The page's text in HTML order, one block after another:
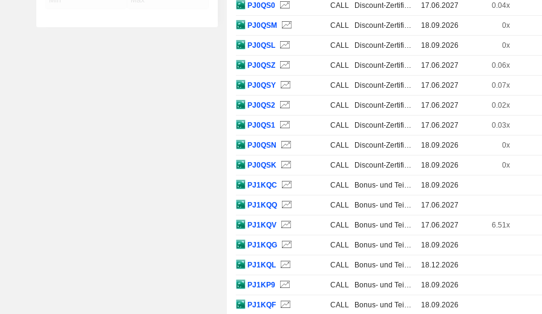
PJ0QS0 CALL Discount-Zertifikate 17.06.2027 0.04x
PJ0QSM CALL Discount-Zertifikate 18.09.2026 0x
PJ0QSL CALL Discount-Zertifikate 18.09.2026 0x
PJ0QSZ CALL Discount-Zertifikate 17.06.2027 0.06x
PJ0QSY CALL Discount-Zertifikate 17.06.2027 0.07x
PJ0QS2 CALL Discount-Zertifikate 17.06.2027 0.02x
PJ0QS1 CALL Discount-Zertifikate 17.06.2027 0.03x
PJ0QSN CALL Discount-Zertifikate 18.09.2026 0x
PJ0QSK CALL Discount-Zertifikate 18.09.2026 0x
PJ1KQC CALL Bonus- und Teilschutz-Zertifikate 18.09.2026
PJ1KQQ CALL Bonus- und Teilschutz-Zertifikate 17.06.2027
PJ1KQV CALL Bonus- und Teilschutz-Zertifikate 17.06.2027 6.51x
PJ1KQG CALL Bonus- und Teilschutz-Zertifikate 18.09.2026
PJ1KQL CALL Bonus- und Teilschutz-Zertifikate 18.12.2026
PJ1KP9 CALL Bonus- und Teilschutz-Zertifikate 18.09.2026
PJ1KQF CALL Bonus- und Teilschutz-Zertifikate 18.09.2026